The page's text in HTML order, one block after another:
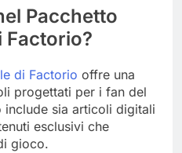
Pacchetto
Factorio?
di Factorio offre una
progettati per i fan del
sia articoli digitali
esclusivi che
gioco.